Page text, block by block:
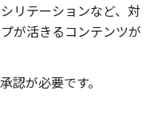
リテーションなど、対
が活きるコンテンツが
認が必要です。